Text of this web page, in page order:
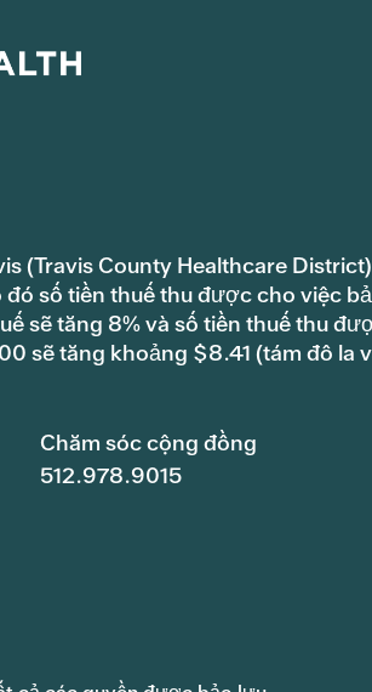
(Travis County Healthcare
số tiền thuế thu được cho việc
sẽ tăng 8% và số tiền thuế thu
sẽ tăng khoảng $8.41 (tám đô la
Chăm sóc cộng đồng
512.978.9015